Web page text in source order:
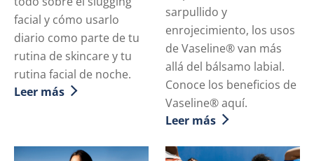
facial y cómo usarlo
diario como parte de tu
rutina de skincare y tu
rutina facial de noche.
Discover more about Slugging: skincare y rutina
Leer más
sarpullido y
enrojecimiento, los usos
de Vaseline® van más
allá del bálsamo labial.
Conoce los beneficios de
Vaseline® aquí.
Discover more about
Leer más